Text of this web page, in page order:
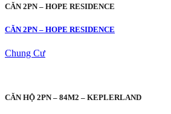
CĂN 2PN – HOPE RESIDENCE
CĂN 2PN – HOPE RESIDENCE
Chung Cư
CĂN HỘ 2PN – 84M2 – KEPLERLAND